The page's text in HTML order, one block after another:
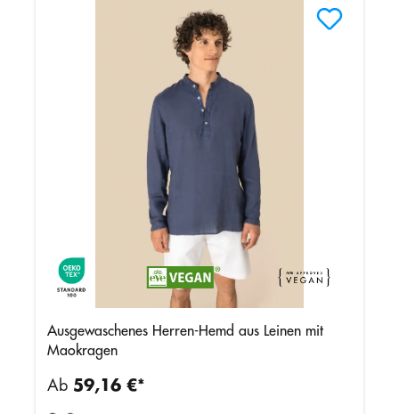
Ausgewaschenes Herren-Hemd aus Leinen mit
Maokragen
Ab 59,16 €*